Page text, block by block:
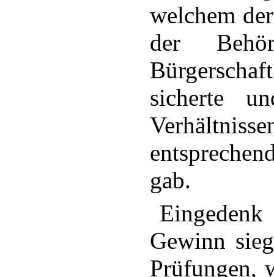
welchem
der
sicherte
gab.
Gewinn
Prüfungen,